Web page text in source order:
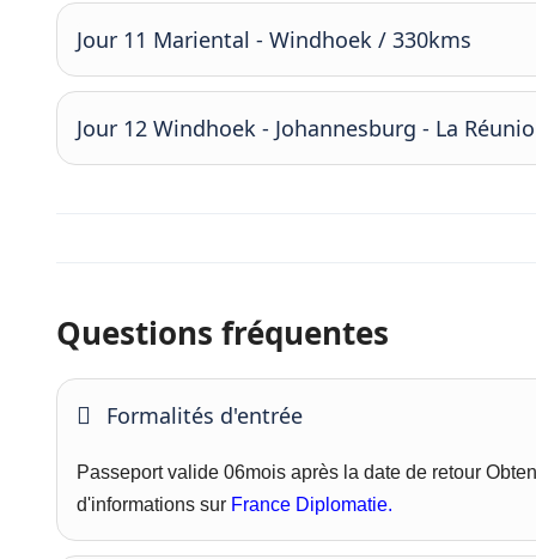
Jour 11 Mariental - Windhoek / 330kms
Jour 12 Windhoek - Johannesburg - La
Questions fréquentes
Formalités d'entrée
Passeport valide 06mois après la date de retour
d'informations sur France Diplomatie.